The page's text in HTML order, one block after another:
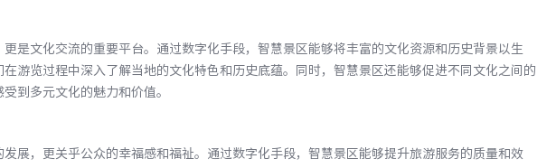
是文化交流的重要平台。通过数字化手段，智慧景区能够将丰富的文化资源和历史背景以生
游览过程中深入了解当地的文化特色和历史底蕴。同时，智慧景区还能够促进不同文化之间的
到多元文化的魅力和价值。
展，更关乎公众的幸福感和福祉。通过数字化手段，智慧景区能够提升旅游服务的质量和效